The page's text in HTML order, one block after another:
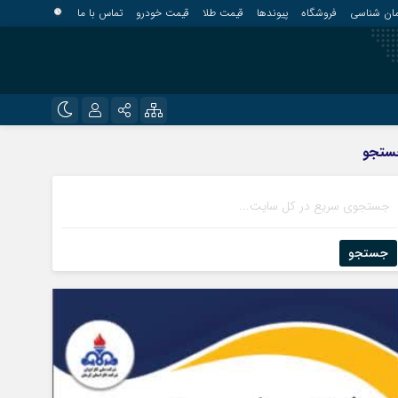
شناسی فروشگاه پیوندها قیمت طلا قیمت خودرو تماس با ما
رمز عبور
نرماشیر
جستجو